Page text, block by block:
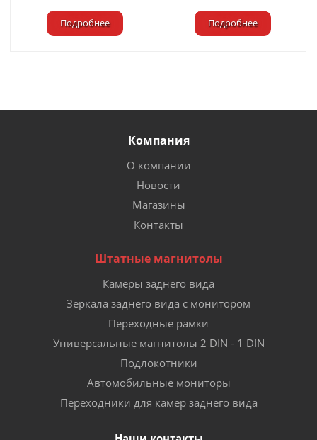
Подробнее Подробнее
Компания
О компании
Новости
Магазины
Контакты
Штатные магнитолы
Камеры заднего вида
Зеркала заднего вида с монитором
Переходные рамки
Универсальные магнитолы 2 DIN - 1 DIN
Подлокотники
Автомобильные мониторы
Переходники для камер заднего вида